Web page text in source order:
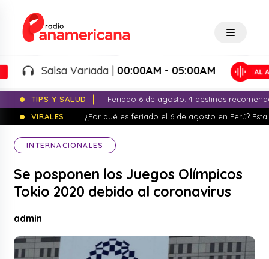
Salsa Variada |00:00AM - 05:00AM
TIPS Y SALUD
Feriado 6 de agosto: 4 destinos
VIRALES
¿Por qué es feriado el 6 de agosto en Perú?
INTERNACIONALES
Se posponen los Juegos Olímpicos
Tokio 2020 debido al coronavirus
admin